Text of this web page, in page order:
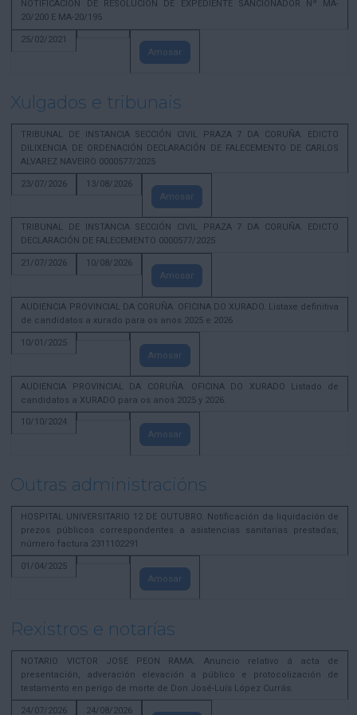
NOTIFICACION DE RESOLUCION DE EXPEDIENTE SANCIONADOR Nº MA-
20/200 E MA-20/195
25/02/2021
Amosar
Xulgados e tribunais
TRIBUNAL DE INSTANCIA SECCIÓN CIVIL PRAZA 7 DA CORUÑA. EDICTO
DILIXENCIA DE ORDENACIÓN DECLARACIÓN DE FALECEMENTO DE CARLOS
ALVAREZ NAVEIRO 0000577/2025
23/07/2026
13/08/2026
Amosar
TRIBUNAL DE INSTANCIA SECCIÓN CIVIL PRAZA 7 DA CORUÑA. EDICTO
DECLARACIÓN DE FALECEMENTO 0000577/2025
21/07/2026
10/08/2026
Amosar
AUDIENCIA PROVINCIAL DA CORUÑA. OFICINA DO XURADO. Listaxe definitiva
de candidatos a xurado para os anos 2025 e 2026
10/01/2025
Amosar
AUDIENCIA PROVINCIAL DA CORUÑA. OFICINA DO XURADO Listado de
candidatos a XURADO para os anos 2025 y 2026.
10/10/2024
Amosar
Outras administracións
HOSPITAL UNIVERSITARIO 12 DE OUTUBRO. Notificación da liquidación de
prezos públicos correspondentes a asistencias sanitarias prestadas,
número factura 2311102291
01/04/2025
Amosar
Rexistros e notarías
NOTARIO VICTOR JOSE PEON RAMA. Anuncio relativo á acta de
presentación, adveración elevación a público e protocolización de
testamento en perigo de morte de Don José-Luís López Currás.
24/07/2026
24/08/2026